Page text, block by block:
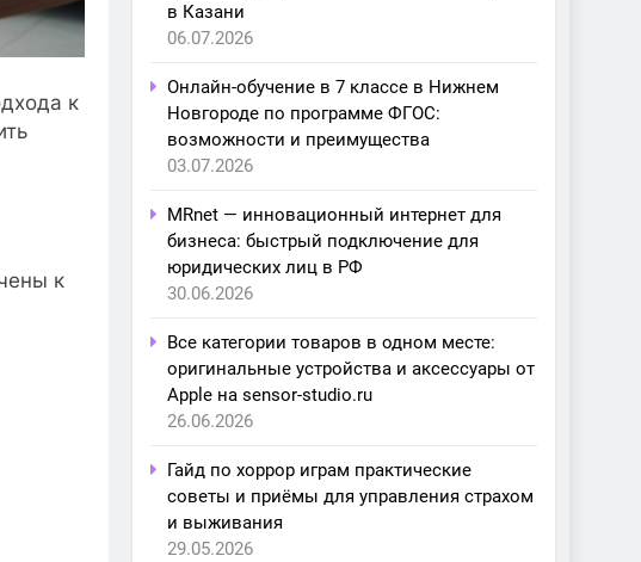
к
к
в Казани
06.07.2026
Онлайн-обучение в 7 классе в Нижнем
Новгороде по программе ФГОС:
возможности и преимущества
03.07.2026
MRnet — инновационный интернет для
бизнеса: быстрый подключение для
юридических лиц в РФ
30.06.2026
Все категории товаров в одном месте:
оригинальные устройства и аксессуары от
Apple на sensor-studio.ru
26.06.2026
Гайд по хоррор играм практические
советы и приёмы для управления страхом
и выживания
29.05.2026